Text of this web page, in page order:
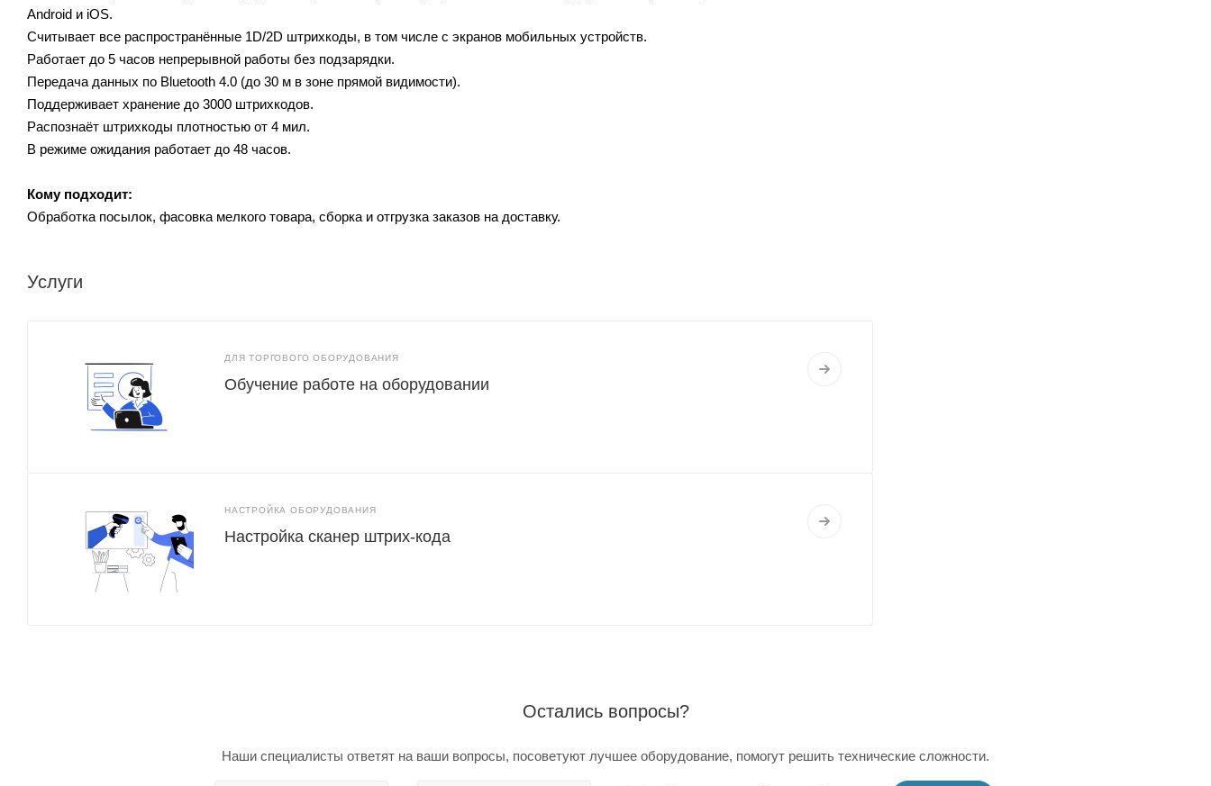
Android и iOS.
Считывает все распространённые 1D/2D штрихкоды, в том числе с экранов мобильных устройств.
Работает до 5 часов непрерывной работы без подзарядки.
Передача данных по Bluetooth 4.0 (до 30 м в зоне прямой видимости).
Поддерживает хранение до 3000 штрихкодов.
Распознаёт штрихкоды плотностью от 4 мил.
В режиме ожидания работает до 48 часов.
Кому подходит:
Обработка посылок, фасовка мелкого товара, сборка и отгрузка заказов на доставку.
Услуги
ДЛЯ ТОРГОВОГО ОБОРУДОВАНИЯ
Обучение работе на оборудовании
НАСТРОЙКА ОБОРУДОВАНИЯ
Настройка сканер штрих-кода
Остались вопросы?
Наши специалисты ответят на ваши вопросы, посоветуют лучшее оборудование, помогут решить технические сложности.